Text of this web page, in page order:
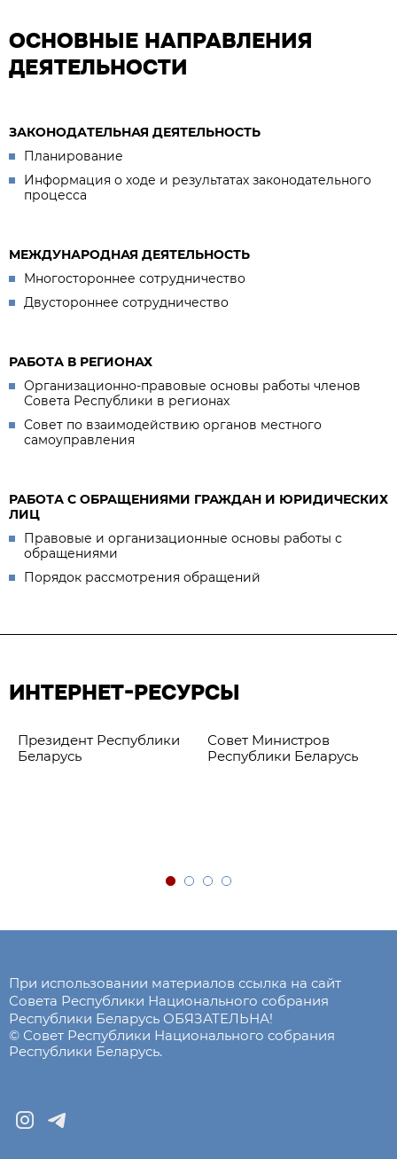
ОСНОВНЫЕ НАПРАВЛЕНИЯ
ДЕЯТЕЛЬНОСТИ
ЗАКОНОДАТЕЛЬНАЯ ДЕЯТЕЛЬНОСТЬ
Планирование
Информация о ходе и результатах законодательного
процесса
МЕЖДУНАРОДНАЯ ДЕЯТЕЛЬНОСТЬ
Многостороннее сотрудничество
Двустороннее сотрудничество
РАБОТА В РЕГИОНАХ
Организационно-правовые основы работы членов
Совета Республики в регионах
Совет по взаимодействию органов местного
самоуправления
РАБОТА С ОБРАЩЕНИЯМИ ГРАЖДАН И ЮРИДИЧЕСКИХ
ЛИЦ
Правовые и организационные основы работы с
обращениями
Порядок рассмотрения обращений
ИНТЕРНЕТ-РЕСУРСЫ
Президент Республики
Беларусь
Совет Министров
Республики Беларусь
При использовании материалов ссылка на сайт
Совета Республики Национального собрания
Республики Беларусь ОБЯЗАТЕЛЬНА!
© Совет Республики Национального собрания
Республики Беларусь.